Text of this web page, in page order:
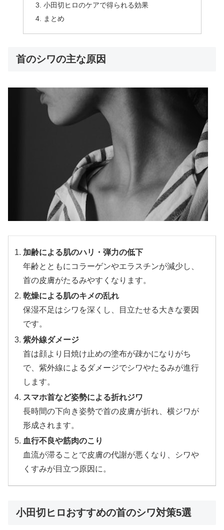
小田切ヒロのケアで得られる効果
まとめ
首のシワの主な原因
加齢による肌のハリ・弾力の低下
年齢とともにコラーゲンやエラスチンが減少し、
首の皮膚がたるみやすくなります。
乾燥による肌のキメの乱れ
保湿不足はシワを深くし、目立たせる大きな要因
です。
紫外線ダメージ
首は顔より日焼け止めの塗布が疎かになりがち
で、紫外線によるダメージでシワやたるみが進行
します。
スマホ首など姿勢による折れジワ
長時間の下向き姿勢で首の皮膚が折れ、横ジワが
形成されます。
血行不良や筋肉のこり
血流が滞ることで皮膚の代謝が悪くなり、シワや
くすみが目立つ原因に。
小田切ヒロおすすめの首のシワ対策5選